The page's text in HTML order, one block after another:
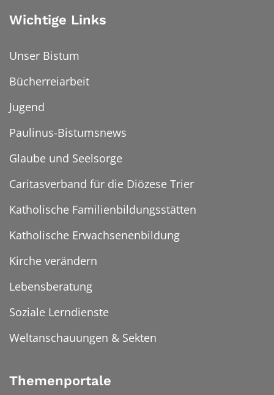
Wichtige Links
Unser Bistum
Bücherreiarbeit
Jugend
Paulinus-Bistumsnews
Glaube und Seelsorge
Caritasverband für die Diözese Trier
Katholische Familienbildungsstätten
Katholische Erwachsenenbildung
Kirche verändern
Lebensberatung
Soziale Lerndienste
Weltanschauungen & Sekten
Themenportale